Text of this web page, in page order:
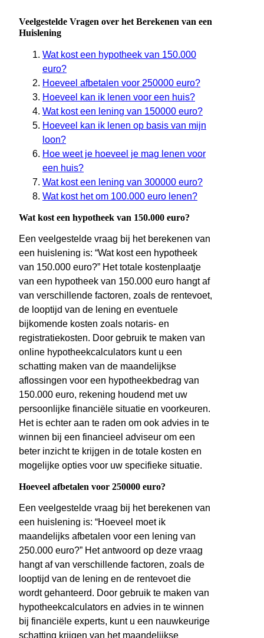
Veelgestelde Vragen over het Berekenen van een
Huislening
Wat kost een hypotheek van 150.000
euro?
Hoeveel afbetalen voor 250000 euro?
Hoeveel kan ik lenen voor een huis?
Wat kost een lening van 150000 euro?
Hoeveel kan ik lenen op basis van mijn
loon?
Hoe weet je hoeveel je mag lenen voor
een huis?
Wat kost een lening van 300000 euro?
Wat kost het om 100.000 euro lenen?
Wat kost een hypotheek van 150.000 euro?
Een veelgestelde vraag bij het berekenen van
een huislening is: “Wat kost een hypotheek
van 150.000 euro?” Het totale kostenplaatje
van een hypotheek van 150.000 euro hangt af
van verschillende factoren, zoals de rentevoet,
de looptijd van de lening en eventuele
bijkomende kosten zoals notaris- en
registratiekosten. Door gebruik te maken van
online hypotheekcalculators kunt u een
schatting maken van de maandelijkse
aflossingen voor een hypotheekbedrag van
150.000 euro, rekening houdend met uw
persoonlijke financiële situatie en voorkeuren.
Het is echter aan te raden om ook advies in te
winnen bij een financieel adviseur om een
beter inzicht te krijgen in de totale kosten en
mogelijke opties voor uw specifieke situatie.
Hoeveel afbetalen voor 250000 euro?
Een veelgestelde vraag bij het berekenen van
een huislening is: “Hoeveel moet ik
maandelijks afbetalen voor een lening van
250.000 euro?” Het antwoord op deze vraag
hangt af van verschillende factoren, zoals de
looptijd van de lening en de rentevoet die
wordt gehanteerd. Door gebruik te maken van
hypotheekcalculators en advies in te winnen
bij financiële experts, kunt u een nauwkeurige
schatting krijgen van het maandelijkse